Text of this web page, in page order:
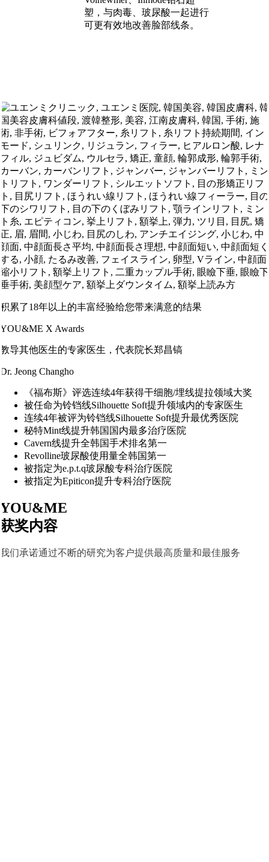
塑，与肉毒、玻尿酸一起进行
可更有效地改善脸部线条。
积累了18年以上的丰富经验给您带来满意的结果
YOU&ME X Awards
教导其他医生的专家医生， 代表院长郑昌镐
Dr. Jeong Changho
《福布斯》评选连续4年获得干细胞/埋线提拉领域大奖
被任命为铃铛线Silhouette Soft提升领域内的专家医生
连续4年被评为铃铛线Silhouette Soft提升最优秀医院
秘特Mint线提升韩国国内最多治疗医院
Cavern线提升全韩国手术排名第一
Revolline玻尿酸使用量全韩国第一
被指定为e.p.t.q玻尿酸专科治疗医院
被指定为Epiticon提升专科治疗医院
YOU&ME
获奖内容
我们承诺通过不断的研究为客户提供最高质量和最佳服务